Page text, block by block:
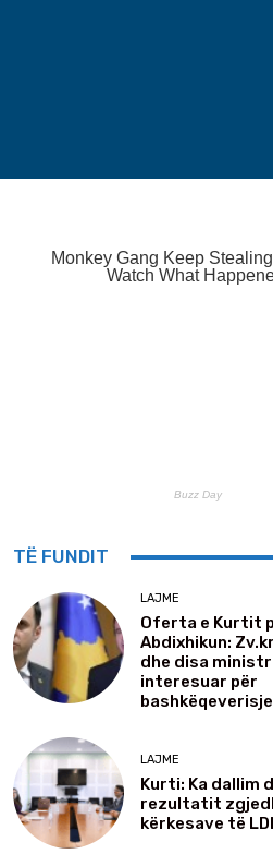
TË FUNDIT
LAJME
Oferta e Kurtit
Abdixhikun:
dhe disa
interesuar për
bashkëqeverisje
LAJME
Kurti: Ka dallim
rezultatit
kërkesave të